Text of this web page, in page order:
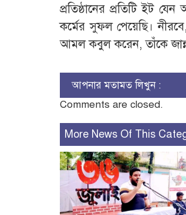
প্রতিষ্ঠানের প্রতিটি ইট
কর্মের সুফল পেয়েছি।
আমল কবুল করেন, তাঁকে
আপনার মতামত লিখুন :
Comments are closed.
More News Of This